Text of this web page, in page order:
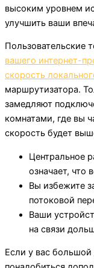
высоким уровнем
улучшить ваши
Пользовательские
вашего интернет-
скорость
маршрутизатора.
замедляют
комнатами, где вы
скорость будет
Центральное
означает, что
Вы избежите
потоковой
Ваши
на связи
Если у вас